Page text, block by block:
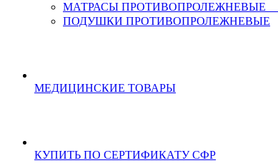
МАТРАСЫ ПРОТИВОПРОЛЕЖНЕВЫЕ
ПОДУШКИ ПРОТИВОПРОЛЕЖНЕВЫЕ
МЕДИЦИНСКИЕ ТОВАРЫ
КУПИТЬ ПО СЕРТИФИКАТУ СФР